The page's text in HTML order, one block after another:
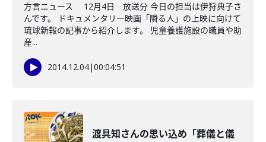
方言ニュース 12月4日 放送分 今日の担当は伊狩典子さ
んです。 ドキュメンタリー映画「隣る人」の上映に向けて
琉球新報の記事から紹介します。 児童養護施設の職員や助
産...
2014.12.04|00:04:51
渡具知さんの思い込め「葬儀と儀